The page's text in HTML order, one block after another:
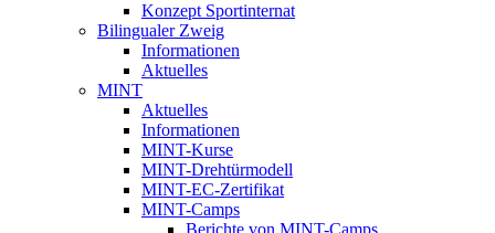
Konzept Sportinternat
Bilingualer Zweig
Informationen
Aktuelles
MINT
Aktuelles
Informationen
MINT-Kurse
MINT-Drehtürmodell
MINT-EC-Zertifikat
MINT-Camps
Berichte von MINT-Camps